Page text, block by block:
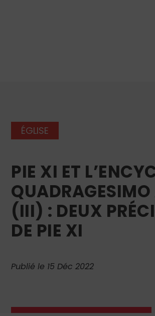
ÉGLISE
PIE XI ET
(III) : DEUX
DE PIE XI
Publié le 15 Déc 2022